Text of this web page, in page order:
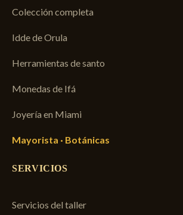
Colección completa
Idde de Orula
Herramientas de santo
Monedas de Ifá
Joyería en Miami
Mayorista · Botánicas
SERVICIOS
Servicios del taller